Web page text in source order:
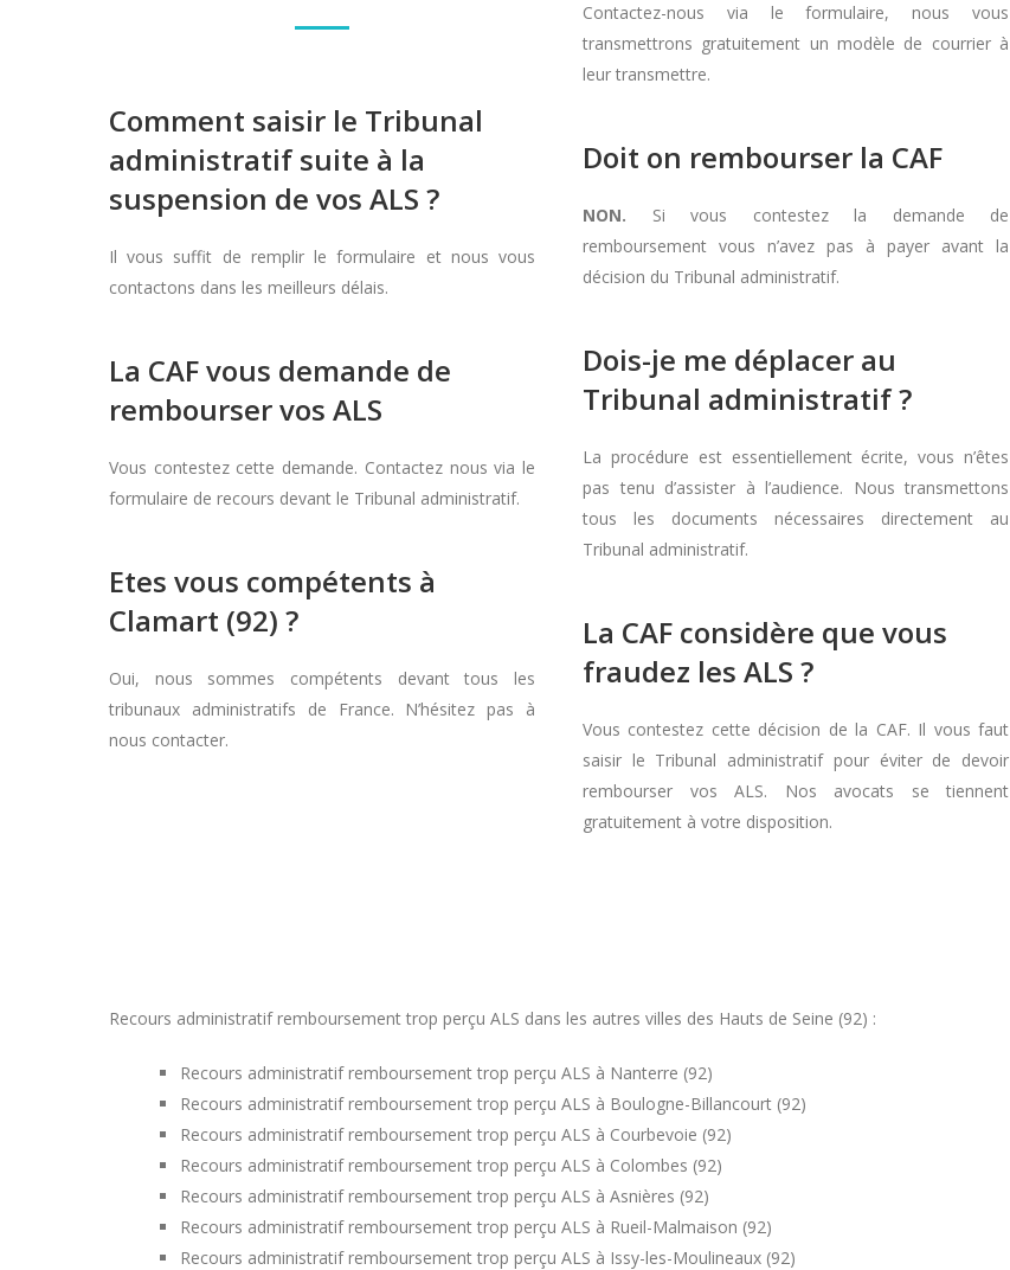
Comment saisir le Tribunal
administratif suite à la
suspension de vos ALS ?
Il vous suffit de remplir le formulaire et nous vous
contactons dans les meilleurs délais.
La CAF vous demande de
rembourser vos ALS
Vous contestez cette demande. Contactez nous via le
formulaire de recours devant le Tribunal administratif.
Etes vous compétents à
Clamart (92) ?
Oui, nous sommes compétents devant tous les
tribunaux administratifs de France. N’hésitez pas à
nous contacter.
Contactez-nous via le formulaire, nous vous
transmettrons gratuitement un modèle de courrier à
leur transmettre.
Doit on rembourser la CAF
NON. Si vous contestez la demande de
remboursement vous n’avez pas à payer avant la
décision du Tribunal administratif.
Dois-je me déplacer au
Tribunal administratif ?
La procédure est essentiellement écrite, vous n’êtes
pas tenu d’assister à l’audience. Nous transmettons
tous les documents nécessaires directement au
Tribunal administratif.
La CAF considère que vous
fraudez les ALS ?
Vous contestez cette décision de la CAF. Il vous faut
saisir le Tribunal administratif pour éviter de devoir
rembourser vos ALS. Nos avocats se tiennent
gratuitement à votre disposition.
Recours administratif remboursement trop perçu ALS dans les autres villes des Hauts de Seine (92) :
Recours administratif remboursement trop perçu ALS à Nanterre (92)
Recours administratif remboursement trop perçu ALS à Boulogne-Billancourt (92)
Recours administratif remboursement trop perçu ALS à Courbevoie (92)
Recours administratif remboursement trop perçu ALS à Colombes (92)
Recours administratif remboursement trop perçu ALS à Asnières (92)
Recours administratif remboursement trop perçu ALS à Rueil-Malmaison (92)
Recours administratif remboursement trop perçu ALS à Issy-les-Moulineaux (92)